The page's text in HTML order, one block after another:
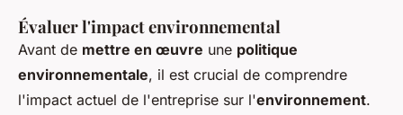
Évaluer l'impact environnemental
Avant de mettre en œuvre une politique
environnementale, il est crucial de comprendre
l'impact actuel de l'entreprise sur l'environnement.